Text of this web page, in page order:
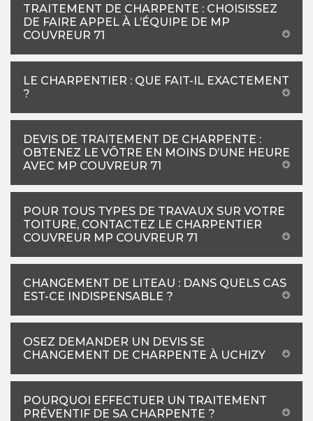
TRAITEMENT DE CHARPENTE : CHOISISSEZ
DE FAIRE APPEL À L’ÉQUIPE DE MP
COUVREUR 71
LE CHARPENTIER : QUE FAIT-IL EXACTEMENT
?
DEVIS DE TRAITEMENT DE CHARPENTE :
OBTENEZ LE VÔTRE EN MOINS D’UNE HEURE
AVEC MP COUVREUR 71
POUR TOUS TYPES DE TRAVAUX SUR VOTRE
TOITURE, CONTACTEZ LE CHARPENTIER
COUVREUR MP COUVREUR 71
CHANGEMENT DE LITEAU : DANS QUELS CAS
EST-CE INDISPENSABLE ?
OSEZ DEMANDER UN DEVIS SE
CHANGEMENT DE CHARPENTE À UCHIZY
POURQUOI EFFECTUER UN TRAITEMENT
PRÉVENTIF DE SA CHARPENTE ?